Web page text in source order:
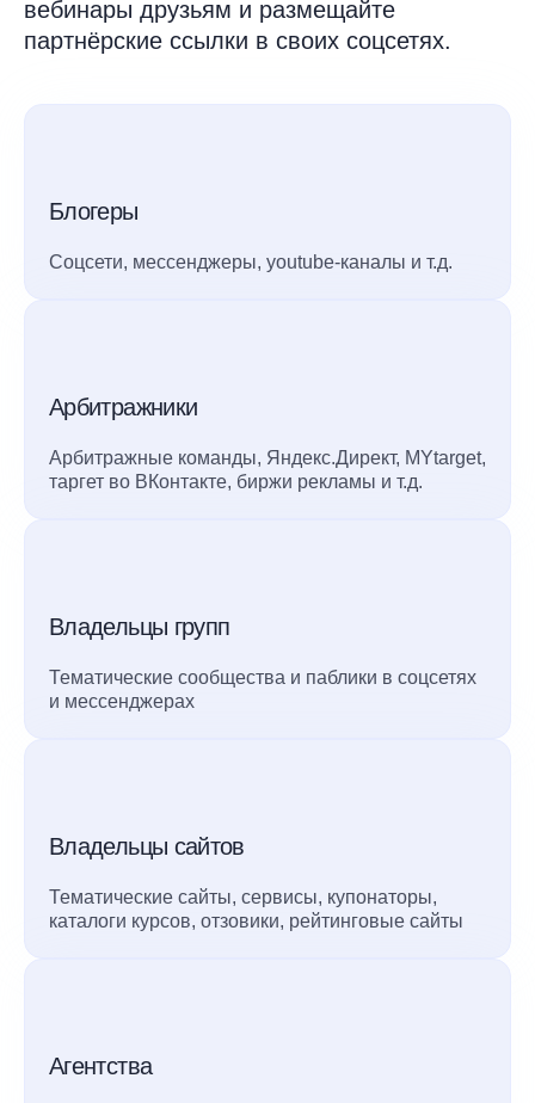
вебинары друзьям и размещайте
партнёрские ссылки в своих соцсетях.
Блогеры
Соцсети, мессенджеры, youtube-каналы и т.д.
Арбитражники
Арбитражные команды, Яндекс.Директ, MYtarget,
таргет во ВКонтакте, биржи рекламы и т.д.
Владельцы групп
Тематические сообщества и паблики в соцсетях
и мессенджерах
Владельцы сайтов
Тематические сайты, сервисы, купонаторы,
каталоги курсов, отзовики, рейтинговые сайты
Агентства